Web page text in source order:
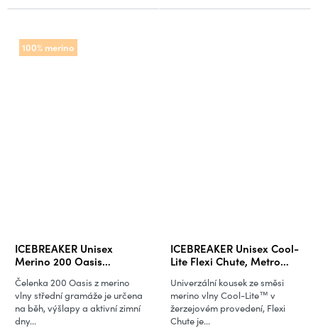
100% merino
ICEBREAKER Unisex
Merino 200 Oasis
Čelenka 200 Oasis z merino
vlny střední gramáže je určena
na běh, výšlapy a aktivní zimní
dny...
ICEBREAKER Unisex Cool-
Lite Flexi Chute, Metro
Univerzální kousek ze směsi
merino vlny Cool-Lite™ v
žerzejovém provedení, Flexi
Chute je...